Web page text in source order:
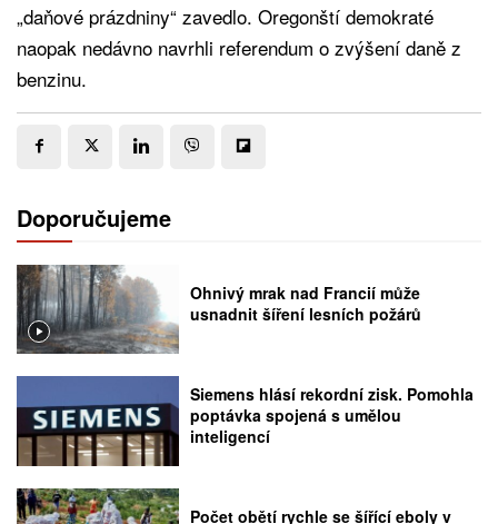
„daňové prázdniny“ zavedlo. Oregonští demokraté
naopak nedávno navrhli referendum o zvýšení daně z
benzinu.
Doporučujeme
Ohnivý mrak nad Francií může
usnadnit šíření lesních požárů
Siemens hlásí rekordní zisk. Pomohla
poptávka spojená s umělou
inteligencí
Počet obětí rychle se šířící eboly v